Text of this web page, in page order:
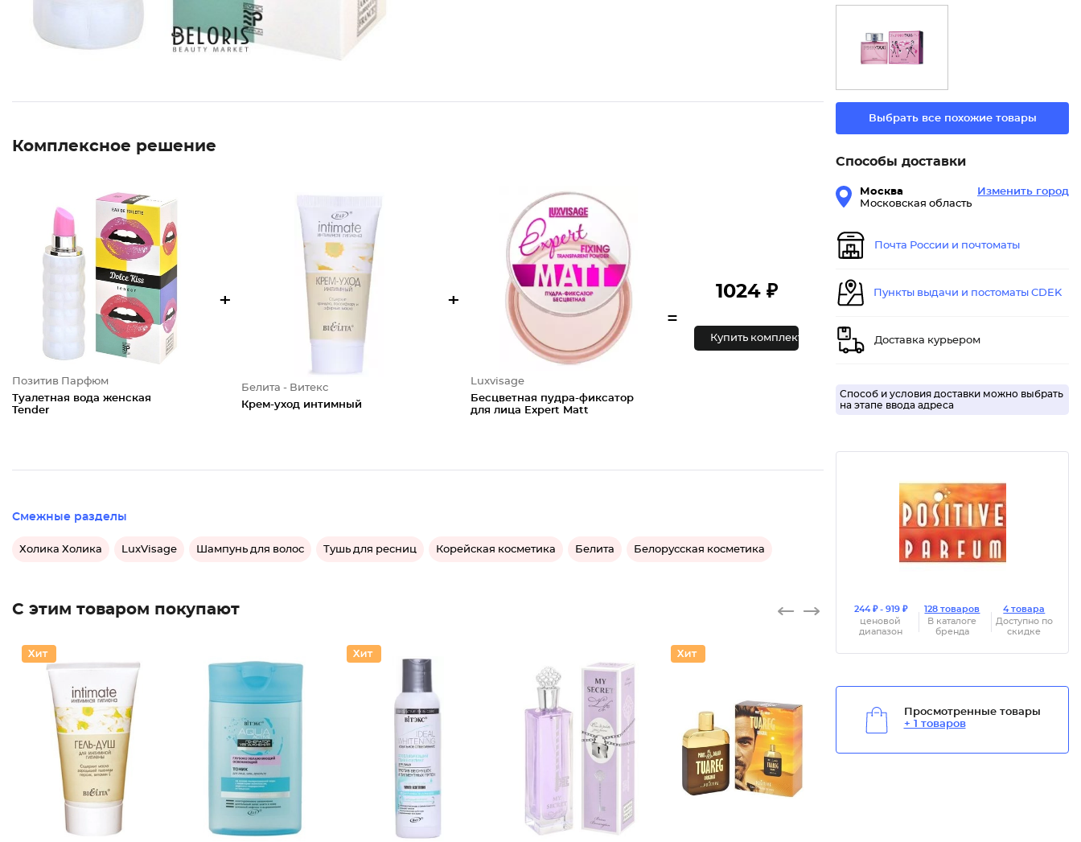
Комплексное решение
Позитив Парфюм
Туалетная вода женская
Tender
+
Белита - Витекс
Крем-уход интимный
+
Luxvisage
Бесцветная пудра-фиксатор
для лица Expert Matt
=
1024 ₽
Купить комплект
Смежные разделы
Холика Холика LuxVisage Шампунь для волос Тушь для ресниц Корейская косметика Белита Белорусская косметика
С этим товаром покупают
Туалетн Туалетн
Выбрать все похожие товары
Способы доставки
Москва
Московская область
Изменить город
Почта России и почтоматы
Пункты выдачи и постоматы CDEK
Доставка курьером
Способ и условия доставки можно выбрать
на этапе ввода адреса
244 ₽ - 919 ₽
ценовой
диапазон
128 товаров
В каталоге
бренда
4 товара
Доступно по
скидке
Просмотренные товары
+ 1 товаров